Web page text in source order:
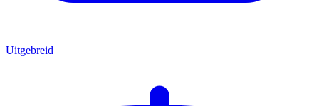
Uitgebreid